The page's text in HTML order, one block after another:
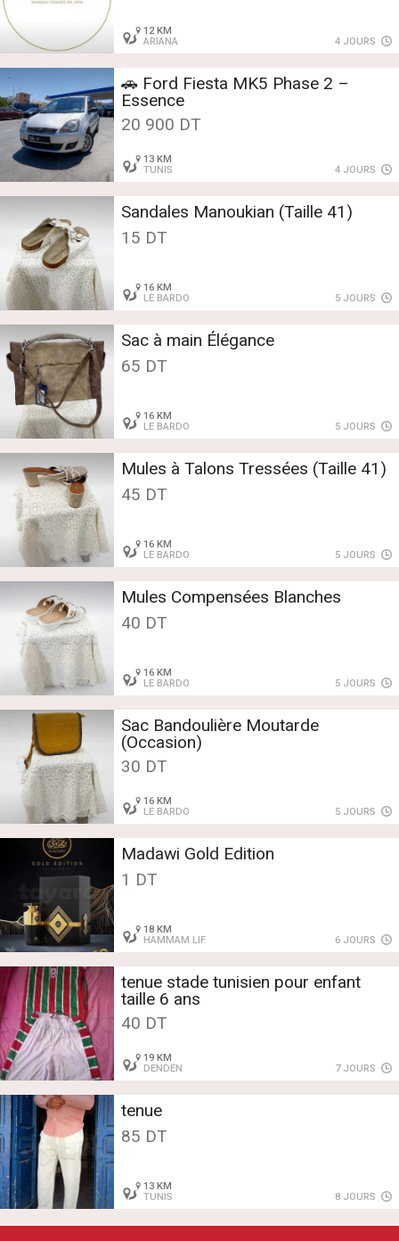
12 KM
ARIANA
4 JOURS
🚗 Ford Fiesta MK5 Phase 2 –
Essence
20 900 DT
13 KM
TUNIS
4 JOURS
Sandales Manoukian (Taille 41)
15 DT
16 KM
LE BARDO
5 JOURS
Sac à main Élégance
65 DT
16 KM
LE BARDO
5 JOURS
Mules à Talons Tressées (Taille 41)
45 DT
16 KM
LE BARDO
5 JOURS
Mules Compensées Blanches
40 DT
16 KM
LE BARDO
5 JOURS
Sac Bandoulière Moutarde
(Occasion)
30 DT
16 KM
LE BARDO
5 JOURS
Madawi Gold Edition
1 DT
18 KM
HAMMAM LIF
6 JOURS
tenue stade tunisien pour enfant
taille 6 ans
40 DT
19 KM
DENDEN
7 JOURS
tenue
85 DT
13 KM
TUNIS
8 JOURS